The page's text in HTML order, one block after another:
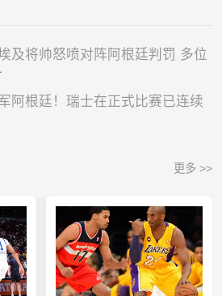
及将帅怒喷对阵阿根廷判罚 多位
阿根廷！瑞士在正式比赛已连续
更多 >>